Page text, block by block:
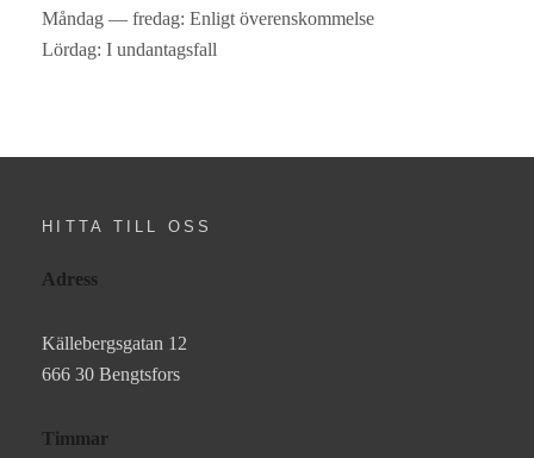
Måndag — fredag: Enligt överenskommelse
Lördag: I undantagsfall
HITTA TILL OSS
Adress
Källebergsgatan 12
666 30 Bengtsfors
Timmar